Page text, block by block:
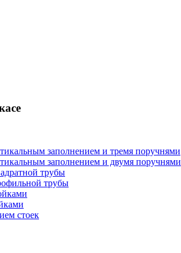
заполнением и тремя поручнями
заполнением и двумя поручнями
трубы
трубы
стоек